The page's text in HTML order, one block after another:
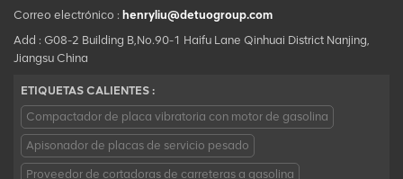
Correo electrónico : henryliu@detuogroup.com
Add : G08-2 Building B,No.90-1 Haifu Lane Qinhuai District Nanjing,
Jiangsu China
ETIQUETAS CALIENTES :
Compactador de placa vibratoria con motor de gasolina
Apisonador de placas de servicio pesado
Proveedor de cortadoras de carreteras a gasolina